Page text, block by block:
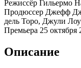
Режиссёр Гильермо
Продюссер Джефф
дель Торо, Джули
Премьера 25 октября
Описание